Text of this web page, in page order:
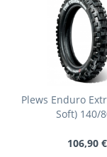
Plews Enduro
Soft) 140/
106,90